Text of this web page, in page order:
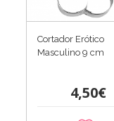
Cortador Erótico
Masculino 9 cm
4,50€